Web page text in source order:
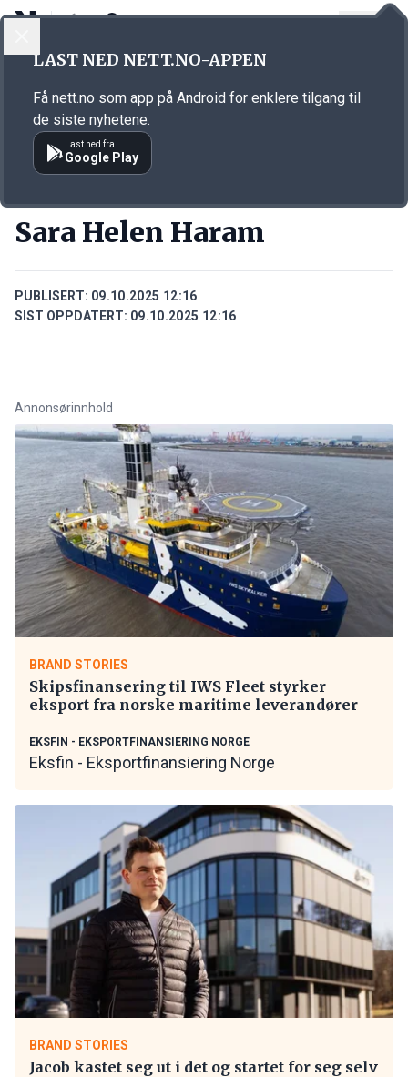
Annonsørinnhold
Sara Helen Haram
PUBLISERT: 09.10.2025 12:16
SIST OPPDATERT: 09.10.2025 12:16
Annonsørinnhold
BRAND STORIES
Skipsfinansering til IWS Fleet styrker
eksport fra norske maritime leverandører
EKSFIN - EKSPORTFINANSIERING NORGE
Eksfin - Eksportfinansiering Norge
BRAND STORIES
Jacob kastet seg ut i det og startet for seg selv
LAST NED NETT.NO-APPEN
Få nett.no som app på Android for enklere tilgang til
de siste nyhetene.
Last ned fra
Google Play